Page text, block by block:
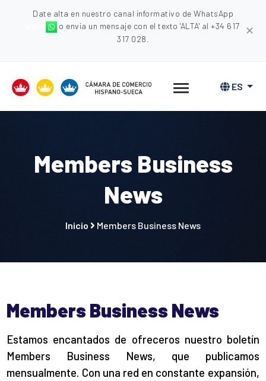
Date alta en nuestro canal informativo de WhatsApp
o envia un mensaje con el texto 'ALTA' al +34 617
317 028.
✕
ES
Members Business
News
Inicio Members Business News
Members Business News
Estamos encantados de ofreceros nuestro boletín
Members Business News, que publicamos
mensualmente. Con una red en constante expansión,